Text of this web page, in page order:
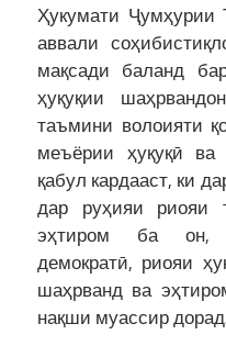
Ҳукумати Ҷумҳурии
аввали
мақсади баланд
ҳуқуқии
таъмини волоияти
меъёрии ҳуқуқӣ ва
қабул кардааст, ки
дар руҳияи риояи
эҳтиром ба он,
демократӣ, риояи
шаҳрванд ва
нақши муассир дорад.